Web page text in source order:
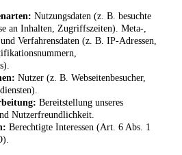
Nutzungsdaten (z. B. besuchte
an Inhalten, Zugriffszeiten). Meta-,
Verfahrensdaten (z. B. IP-Adressen,
Nutzer (z. B. Webseitenbesucher,
Bereitstellung unseres
Nutzerfreundlichkeit.
Berechtigte Interessen (Art. 6 Abs. 1